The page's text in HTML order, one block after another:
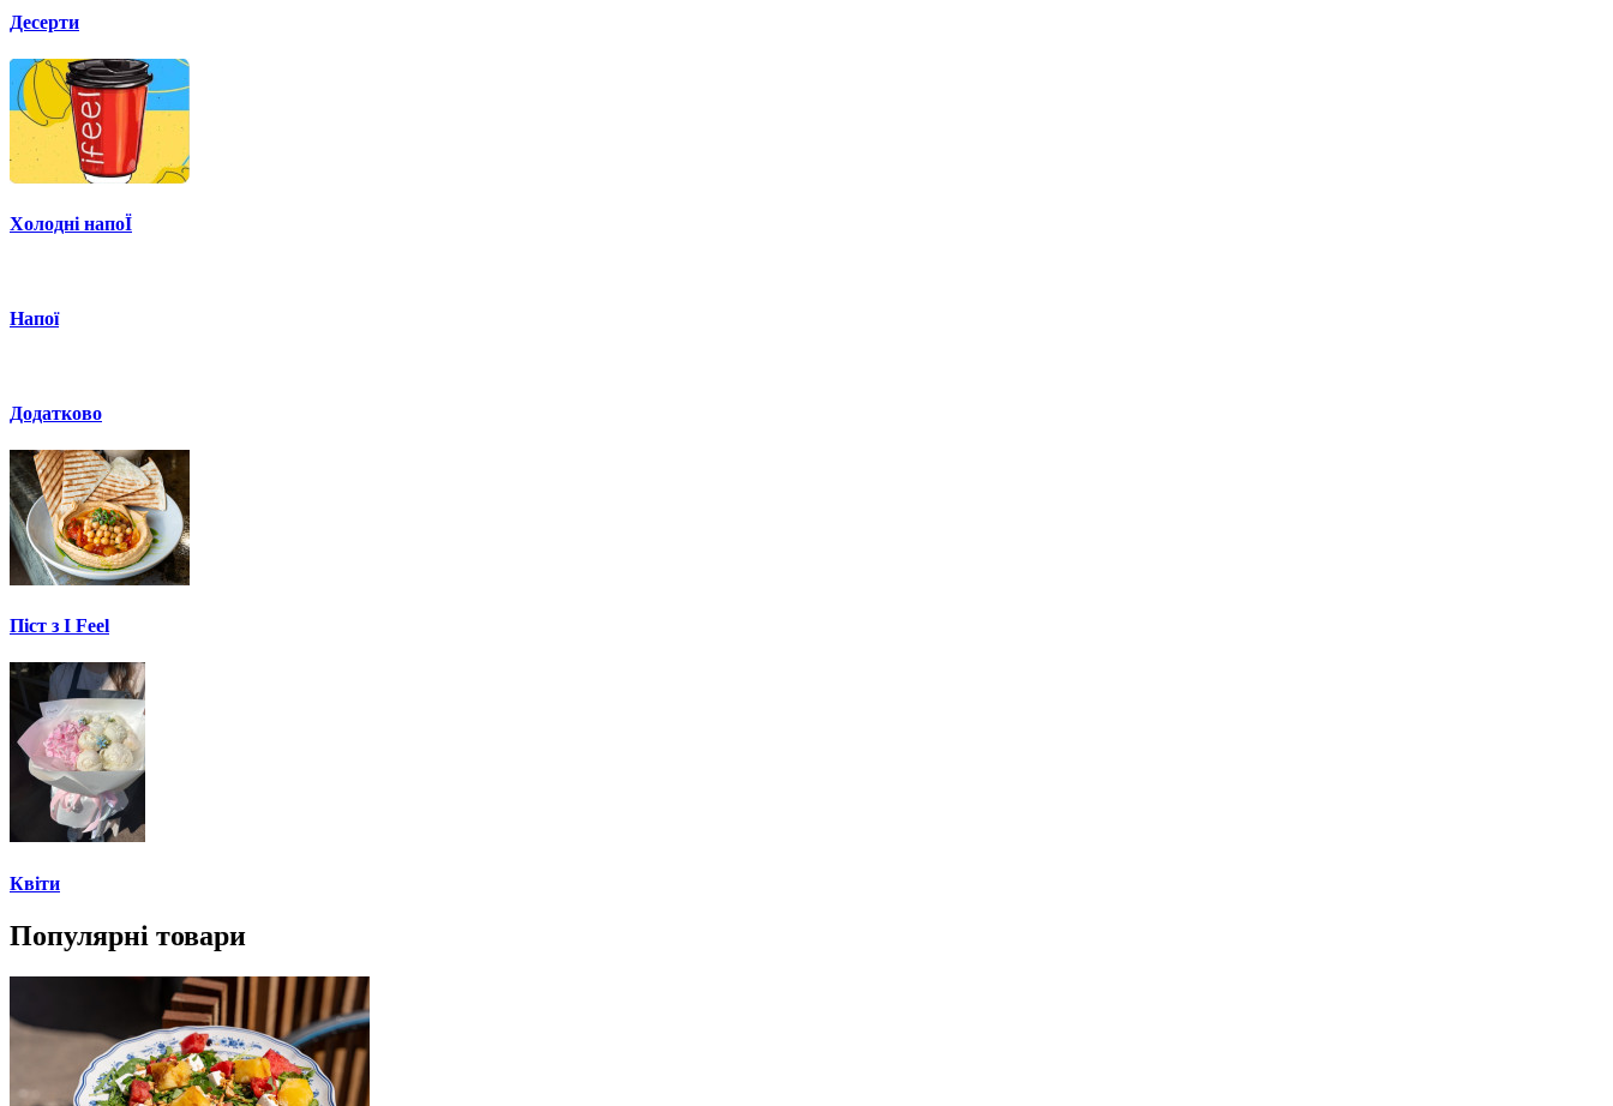
Десерти
Холодні напоЇ
Напої
Додатково
Піст з I Feel
Квіти
Популярні товари